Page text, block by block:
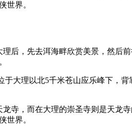
世界。
后，先去洱海畔欣赏美景，然
大理以北5千米苍山应乐峰下，
寺，而在大理的崇圣寺则是天
世界。